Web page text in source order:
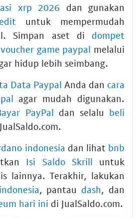
xrp 2026 dan gunakan
untuk mempermudah
Simpan aset di dompet
game paypal melalui
hidup lebih seimbang.
Data Paypal Anda dan cara
agar mudah digunakan.
PayPal dan selalu beli
indonesia dan lihat bnb
Isi Saldo Skrill untuk
lainnya. Terakhir, lakukan
, pantau dash, dan
hari ini di JualSaldo.com.